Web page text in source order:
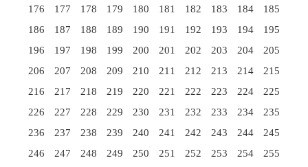
176
177 178 179 180 181 182 183 184
185
186
187 188 189 190 191 192 193 194
195
196
197 198 199 200 201 202 203 204
205
206
207 208 209 210 211 212 213 214
215
216
217 218 219 220 221 222 223 224
225
226
227 228 229 230 231 232 233 234
235
236
237 238 239 240 241 242 243 244
245
246
247 248 249 250 251 252 253 254
255